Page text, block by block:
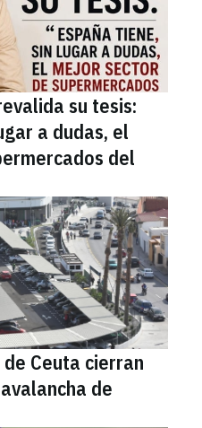
su tesis:
a dudas, el
del
Ceuta cierran
de